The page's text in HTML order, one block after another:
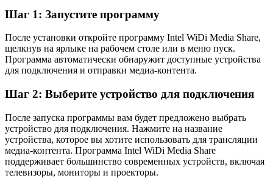
Шаг 1: Запустите программу
После установки откройте программу Intel WiDi Media Share,
щелкнув на ярлыке на рабочем столе или в меню пуск.
Программа автоматически обнаружит доступные устройства
для подключения и отправки медиа-контента.
Шаг 2: Выберите устройство для подключения
После запуска программы вам будет предложено выбрать
устройство для подключения. Нажмите на название
устройства, которое вы хотите использовать для трансляции
медиа-контента. Программа Intel WiDi Media Share
поддерживает большинство современных устройств, включая
телевизоры, мониторы и проекторы.